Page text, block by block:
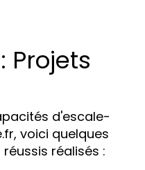
Projets
d'escale-
voici quelques
réalisés :